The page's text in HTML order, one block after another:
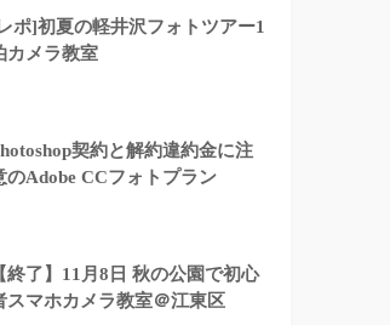
ポ]初夏の軽井沢フォトツアー1
カメラ教室
契約と解約違約金に注
のAdobe CCフォトプラン
【終了】11月8日 秋の公園で初心
スマホカメラ教室＠江東区